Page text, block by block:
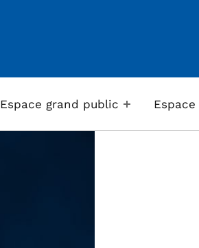
Espace grand public